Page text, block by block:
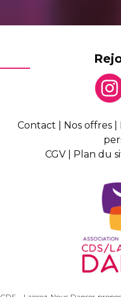
Contact Nos offres
CGV
Plan du